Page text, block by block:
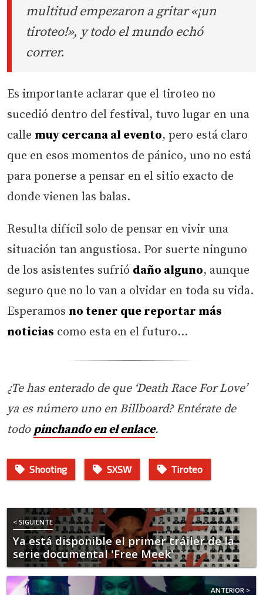
multitud empezaron a gritar «¡un
tiroteo!», y todo el mundo echó
correr.
Es importante aclarar que el tiroteo no
sucedió dentro del festival, tuvo lugar en una
calle muy cercana al evento, pero está claro
que en esos momentos de pánico, uno no está
para ponerse a pensar en el sitio exacto de
donde vienen las balas.
Resulta difícil solo de pensar en vivir una
situación tan angustiosa. Por suerte ninguno
de los asistentes sufrió daño alguno, aunque
seguro que no lo van a olvidar en toda su vida.
Esperamos no tener que reportar más
noticias como esta en el futuro…
¿Te has enterado de que ‘Death Race For Love’
ya es número uno en Billboard? Entérate de
todo pinchando en el enlace.
Shooting SXSW Tiroteo
< SIGUIENTE
Ya está disponible el primer tráiler de la
serie documental 'Free Meek'
ANTERIOR >